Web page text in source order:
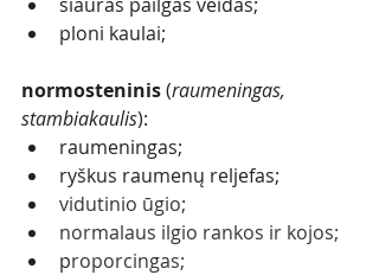
ploni kaulai;
normosteninis (raumeningas,
stambiakaulis):
raumeningas;
ryškus raumenų reljefas;
vidutinio ūgio;
normalaus ilgio rankos ir kojos;
proporcingas;